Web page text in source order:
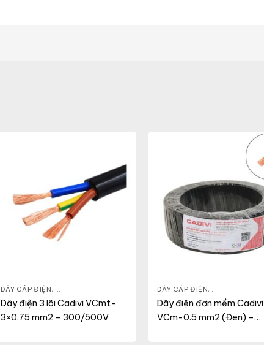
DÂY CÁP ĐIỆN,
Dây điện 3 lõi Cadivi VCmt-
3×0.75 mm2 – 300/500V
DÂY CÁP ĐIỆN,
Dây điện đơn mềm Cadivi
VCm-0.5 mm2 (Đen) –